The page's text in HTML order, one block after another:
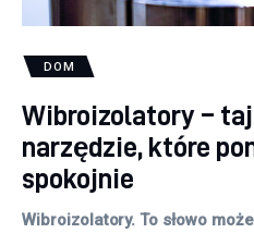
DOM
Wibroizolatory –
narzędzie, które
spokojnie
Wibroizolatory. To słowo